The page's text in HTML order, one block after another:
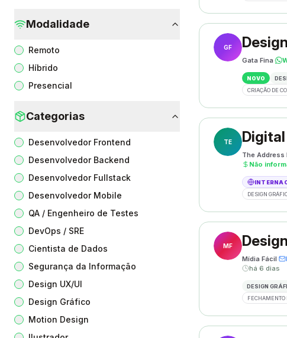
Modalidade
Remoto
Híbrido
Presencial
Categorias
Desenvolvedor Frontend
Desenvolvedor Backend
Desenvolvedor Fullstack
Desenvolvedor Mobile
QA / Engenheiro de Testes
DevOps / SRE
Cientista de Dados
Segurança da Informação
Design UX/UI
Design Gráfico
Motion Design
GF
Gata Fina·
NOVO
CRIAÇÃO DE
TE
The Address
Não
DESIGN
MF
Mídia Fácil·
há 6 dias
DESIGN
FECHAMENTO